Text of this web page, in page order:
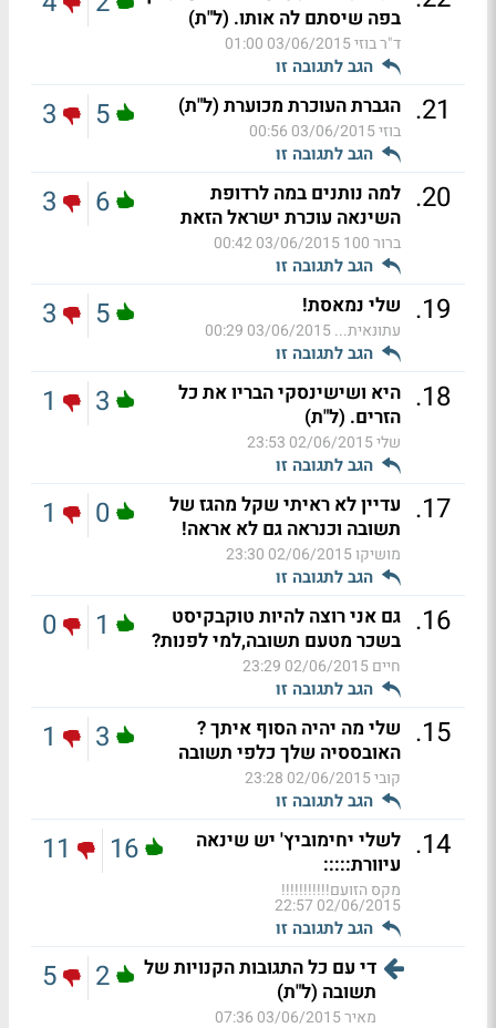
בפה שיסתם לה אותו. (ל"ת)
ד"ר בוזי03/06/2015 01:00
הגב לתגובה זו
21
. הגברת העוכרת מכוערת (ל"ת)
בוזי03/06/2015 00:56
הגב לתגובה זו
5
3
20
. למה נותנים במה לרדופת
השינאה עוכרת ישראל הזאת
ברור 100 03/06/2015 00:42
הגב לתגובה זו
6
3
19
. שלי נמאסת!
עתונאית...03/06/2015 00:29
הגב לתגובה זו
5
3
18
. היא ושישינסקי הבריו את כל
הזרים. (ל"ת)
שלי02/06/2015 23:53
הגב לתגובה זו
3
1
17
. עדיין לא ראיתי שקל מהגז של
תשובה וכנראה גם לא אראה!
מושיקו02/06/2015 23:30
הגב לתגובה זו
0
1
16
. גם אני רוצה להיות טוקבקיסט
בשכר מטעם תשובה,למי לפנות?
חיים02/06/2015 23:29
הגב לתגובה זו
1
0
15
. שלי מה יהיה הסוף איתך ?
האובססיה שלך כלפי תשובה
קובי02/06/2015 23:28
הגב לתגובה זו
3
1
14
. לשלי יחימוביץ' יש שינאה
עיוורת:::::
מקס הזועם!!!!!!!!!!!
02/06/2015 22:57
הגב לתגובה זו
16
11
די עם כל התגובות הקנויות של
תשובה (ל"ת)
מאיר03/06/2015 07:36
2
5